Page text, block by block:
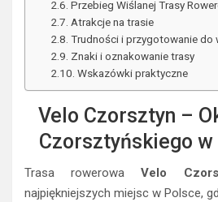
Przebieg Wiślanej Trasy
Atrakcje na trasie
Trudności i przygotowanie do
Znaki i oznakowanie trasy
Wskazówki praktyczne
Velo Czorsztyn –
Czorsztyńskiego w
Trasa rowerowaVelo
najpiękniejszych miejsc w Polsce,